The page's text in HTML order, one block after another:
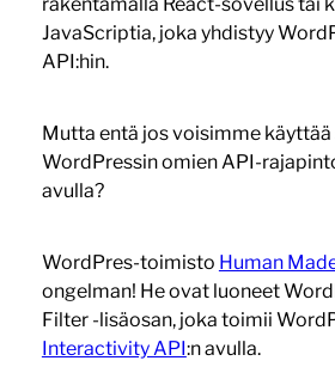
rakentamalla React-sovellus tai
JavaScriptia, joka yhdistyy
API:hin.
Mutta entä jos voisimme
WordPressin omien API-
avulla?
WordPres-toimisto Human
ongelman! He ovat luoneet
Filter -lisäosan, joka toimii
Interactivity API:n avulla.